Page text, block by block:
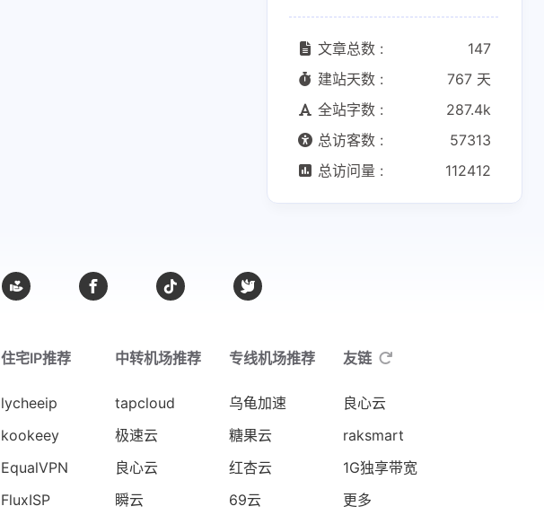
文章总数 :
147
建站天数 :
767 天
全站字数 :
287.4k
总访客数 :
57313
总访问量 :
112412
住宅IP推荐
lycheeip
kookeey
EqualVPN
FluxISP
中转机场推荐
tapcloud
极速云
良心云
瞬云
专线机场推荐
乌龟加速
糖果云
红杏云
69云
友链
良心云
raksmart
1G独享带宽
更多